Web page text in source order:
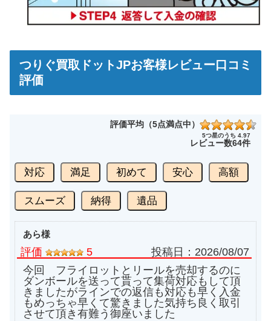
つりぐ買取ドットJPお客様レビュー口コミ
評価
評価平均（5点満点中）
5つ星のうち 4.97
レビュー数64件
対応 満足 初めて 安心 高額
スムーズ 納得 遺品
あら様
評価 5 投稿日： 2026/08/07
今回 フライロットとリールを売却するのに
ダンボールを送って貰って集荷対応もして頂
きましたがラインでの返信も対応も早く入金
もめっちゃ早くて驚きました気持ち良く取引
させて頂き有難う御座いました